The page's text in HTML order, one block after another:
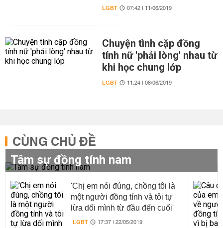
LGBT 07:42 | 11/06/2019
Chuyện tình cặp đồng
tính nữ 'phải lòng' nhau từ
khi học chung lớp
LGBT 11:24 | 08/06/2019
CÙNG CHỦ ĐỀ
Tâm sự đồng tính nam
'Chị em nói đúng, chồng tôi là
một người đồng tính và tôi tự
lừa dối mình từ đầu đến cuối'
LGBT 17:37 | 22/05/2019